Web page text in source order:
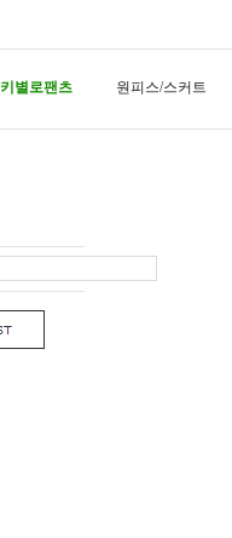
키별로팬츠 원피스/스커트